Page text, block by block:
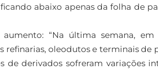
abaixo apenas da folha de
“Na última semana, em
refinarias, oleodutos e terminais de
derivados sofreram variações